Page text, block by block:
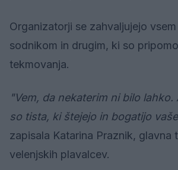
Organizatorji se zahvaljujejo
sodnikom in drugim, ki so
tekmovanja.
"Vem, da nekaterim ni bilo lahko.
so tista, ki štejejo in bogatijo
zapisala Katarina Praznik, glavna
velenjskih plavalcev.